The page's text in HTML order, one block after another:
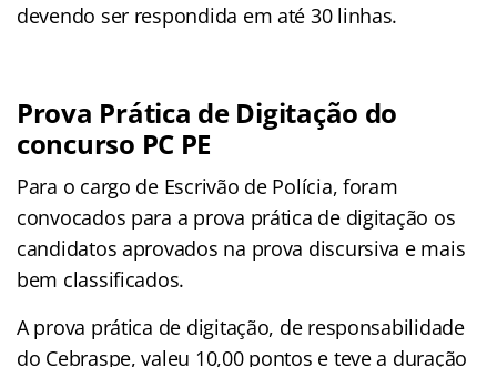
devendo ser respondida em até 30 linhas.
Prova Prática de Digitação do
concurso PC PE
Para o cargo de Escrivão de Polícia, foram
convocados para a prova prática de digitação os
candidatos aprovados na prova discursiva e mais
bem classificados.
A prova prática de digitação, de responsabilidade
do Cebraspe, valeu 10,00 pontos e teve a duração